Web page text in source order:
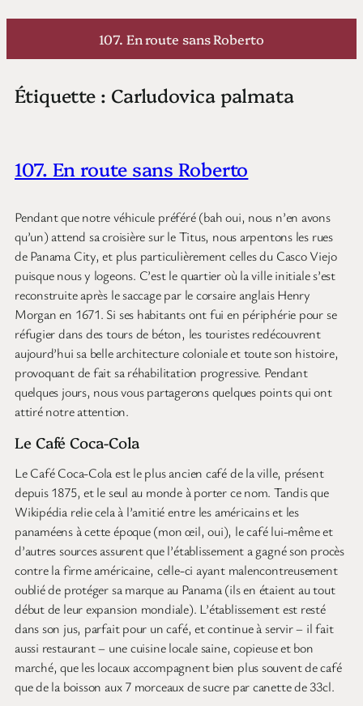
Aller
107. En route sans Roberto
Étiquette : Carludovica palmata
107. En route sans Roberto
Pendant que notre véhicule préféré (bah oui, nous n’en avons
qu’un) attend sa croisière sur le Titus, nous arpentons les rues
de Panama City, et plus particulièrement celles du Casco Viejo
puisque nous y logeons. C’est le quartier où la ville initiale s’est
reconstruite après le saccage par le corsaire anglais Henry
Morgan en 1671. Si ses habitants ont fui en périphérie pour se
réfugier dans des tours de béton, les touristes redécouvrent
aujourd’hui sa belle architecture coloniale et toute son histoire,
provoquant de fait sa réhabilitation progressive. Pendant
quelques jours, nous vous partagerons quelques points qui ont
attiré notre attention.
Le Café Coca-Cola
Le Café Coca-Cola est le plus ancien café de la ville, présent
depuis 1875, et le seul au monde à porter ce nom. Tandis que
Wikipédia relie cela à l’amitié entre les américains et les
panaméens à cette époque (mon œil, oui), le café lui-même et
d’autres sources assurent que l’établissement a gagné son procès
contre la firme américaine, celle-ci ayant malencontreusement
oublié de protéger sa marque au Panama (ils en étaient au tout
début de leur expansion mondiale). L’établissement est resté
dans son jus, parfait pour un café, et continue à servir – il fait
aussi restaurant – une cuisine locale saine, copieuse et bon
marché, que les locaux accompagnent bien plus souvent de café
que de la boisson aux 7 morceaux de sucre par canette de 33cl.